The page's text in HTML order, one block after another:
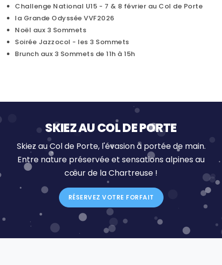
Challenge National U15 - 7 & 8 février au Col de Porte
la Grande Odyssée VVF2026
Noël aux 3 Sommets
Soirée Jazzocol - les 3 Sommets
Brunch aux 3 Sommets de 11h à 15h
SKIEZ AU COL DE PORTE
Skiez au Col de Porte, l'évasion à portée de main.
Entre nature préservée et sensations alpines au
cœur de la Chartreuse !
RÉSERVEZ VOTRE FORFAIT